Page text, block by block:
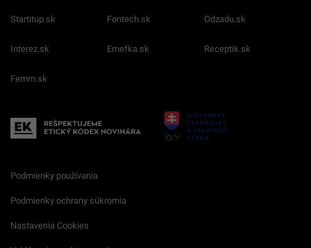
Startitup.sk Fontech.sk Odzadu.sk
Interez.sk Emefka.sk Receptik.sk
Femm.sk
Podmienky používania
Podmienky ochrany súkromia
Nastavenia Cookies